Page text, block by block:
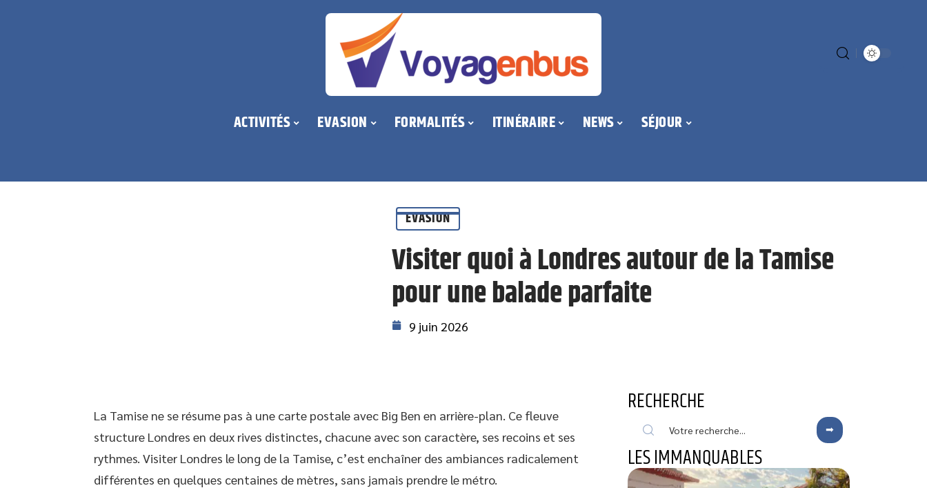
ACTIVITÉS EVASION FORMALITÉS ITINÉRAIRE NEWS SÉJOUR
EVASION
Visiter quoi à Londres autour de la Tamise
pour une balade parfaite
9 juin 2026
La Tamise ne se résume pas à une carte postale avec Big Ben en arrière-plan. Ce fleuve
structure Londres en deux rives distinctes, chacune avec son caractère, ses recoins et ses
rythmes. Visiter Londres le long de la Tamise, c’est enchaîner des ambiances radicalement
différentes en quelques centaines de mètres, sans jamais prendre le métro.
RECHERCHE
LES IMMANQUABLES